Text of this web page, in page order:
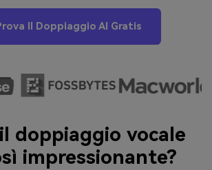
Il Doppiaggio AI Gratis
doppiaggio vocale
impressionante?